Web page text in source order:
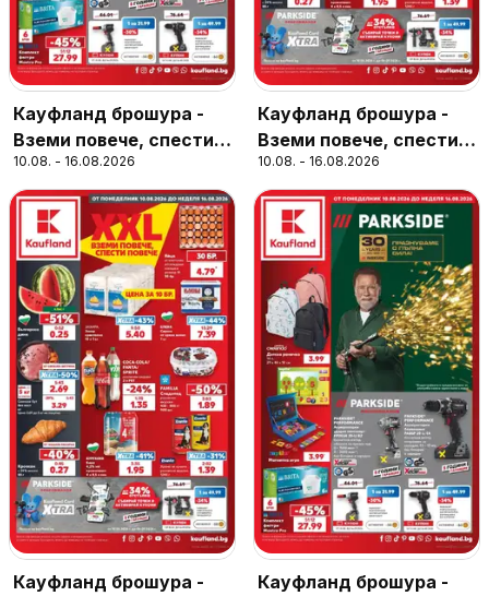
Кауфланд брошура -
Вземи повече, спести
повече с Kaufland с
валидност до
16.08.2026
10.08. - 16.08.2026
Кауфланд брошура -
Вземи повече, спести
повече с Kaufland с
валидност до
16.08.2026
10.08. - 16.08.2026
Кауфланд брошура -
Кауфланд брошура -